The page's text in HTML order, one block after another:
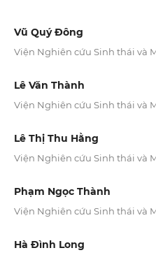
Vũ Quý Đông
Viện Nghiên cứu Sinh thái và
Lê Văn Thành
Viện Nghiên cứu Sinh thái và
Lê Thị Thu Hằng
Viện Nghiên cứu Sinh thái và
Phạm Ngọc Thành
Viện Nghiên cứu Sinh thái và
Hà Đình Long